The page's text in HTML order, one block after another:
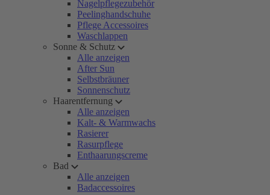
Nagelpflegezubehör
Peelinghandschuhe
Pflege Accessoires
Waschlappen
Sonne & Schutz
Alle anzeigen
After Sun
Selbstbräuner
Sonnenschutz
Haarentfernung
Alle anzeigen
Kalt- & Warmwachs
Rasierer
Rasurpflege
Enthaarungscreme
Bad
Alle anzeigen
Badaccessoires